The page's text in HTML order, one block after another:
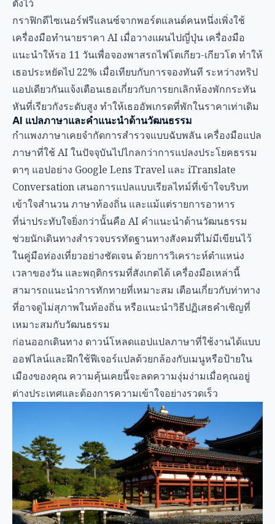
ตั้งไว้
กราฟิกดีไซเนอร์ฟรีแลนซ์จากพอร์ตแลนด์คนหนึ่งเพิ่งใช้
เครื่องมือทำนายราคา AI เมื่อวางแผนไปญี่ปุ่น เครื่องมือ
แนะนำให้รอ 11 วันเพื่อจองพาสรถไฟโตเกียว-เกียวโต ทำให้
เธอประหยัดไป 22% เมื่อเทียบกับการจองทันที ระหว่างทริป
แอปเดียวกันแจ้งเตือนเธอเกี่ยวกับการยกเลิกห้องพักกระทัน
หันที่เรียวกังระดับสูง ทำให้เธออัพเกรดที่พักในราคาเท่าเดิม
AI แปลภาษาและคำแนะนำด้านวัฒนธรรม
กำแพงภาษาเคยจำกัดการสำรวจแบบฉับพลัน เครื่องมือแปล
ภาษาที่ใช้ AI ในปัจจุบันไปไกลกว่าการแปลงประโยคธรรม
ดาๆ แอปอย่าง Google Lens Travel และ iTranslate
Conversation เสนอการแปลแบบเรียลไทม์ที่เข้าใจบริบท
เข้าใจสำนวน ภาษาท้องถิ่น และแม้แต่รายการอาหาร
ที่น่าประทับใจยิ่งกว่านั้นคือ AI คำแนะนำด้านวัฒนธรรม
ช่วยนักเดินทางสำรวจบรรทัดฐานทางสังคมที่ไม่มีเขียนไว้
ในคู่มือท่องเที่ยวอย่างชัดเจน ด้วยการวิเคราะห์ตำแหน่ง
เวลาของวัน และพฤติกรรมที่สังเกตได้ เครื่องมือเหล่านี้
สามารถแนะนำการทักทายที่เหมาะสม เตือนเกี่ยวกับท่าทาง
ที่อาจดูไม่สุภาพในท้องถิ่น หรือแนะนำวิธีปฏิเสธคำเชิญที่
เหมาะสมกับวัฒนธรรม
ก่อนออกเดินทาง ดาวน์โหลดแอปแปลภาษาที่ใช้งานได้แบบ
ออฟไลน์และฝึกใช้ฟีเจอร์แปลด้วยกล้องกับเมนูหรือป้ายใน
เมืองของคุณ ความคุ้นเคยนี้จะลดความงุ่มง่ามเมื่อคุณอยู่
ต่างประเทศและต้องการความเข้าใจอย่างรวดเร็ว